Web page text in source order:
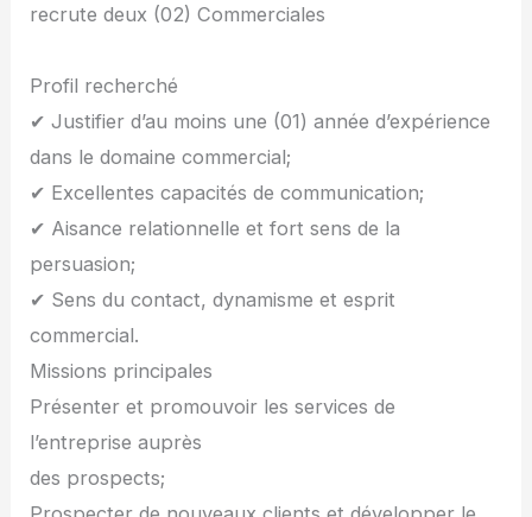
recrute deux (02) Commerciales
Profil recherché
✔ Justifier d’au moins une (01) année d’expérience
dans le domaine commercial;
✔ Excellentes capacités de communication;
✔ Aisance relationnelle et fort sens de la
persuasion;
✔ Sens du contact, dynamisme et esprit
commercial.
Missions principales
Présenter et promouvoir les services de
l’entreprise auprès
des prospects;